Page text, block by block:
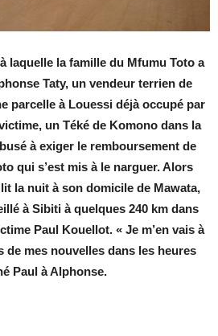
laquelle la famille du Mfumu Toto a
Taty, un vendeur terrien de
parcelle à Louessi déjà occupé par
un Téké de Komono dans la
à exiger le remboursement de
qui s’est mis à le narguer. Alors
la nuit à son domicile de Mawata,
à Sibiti à quelques 240 km dans
Paul Kouellot. « Je m’en vais à
de mes nouvelles dans les heures
Paul à Alphonse.